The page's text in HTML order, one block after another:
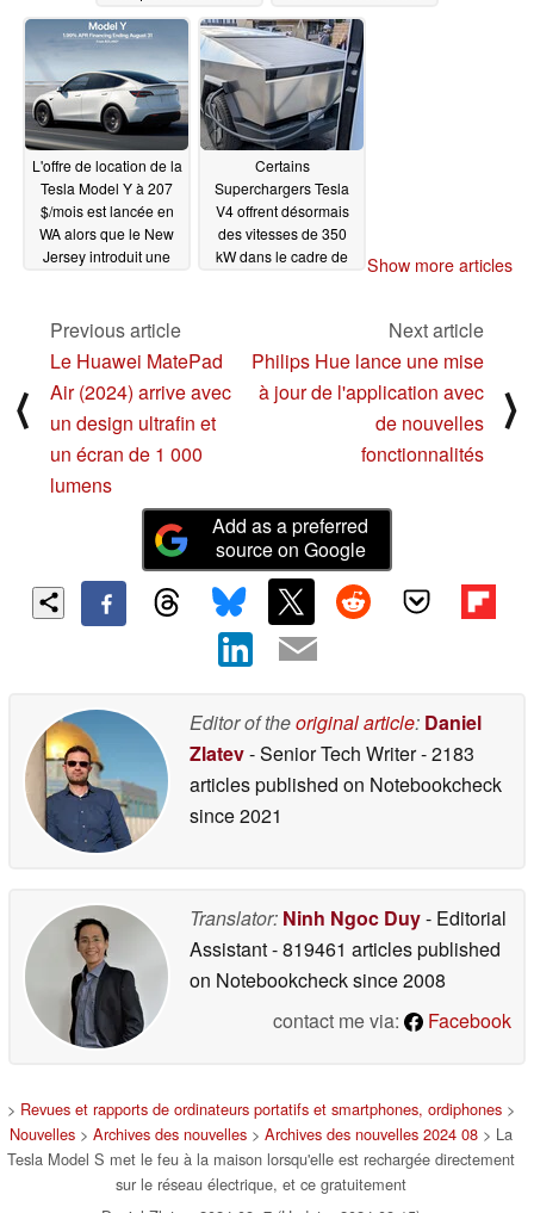
de Consumer Reports
08/09/2024
08/09/2024
L'offre de location de la
Tesla Model Y à 207
$/mois est lancée en
WA alors que le New
Jersey introduit une
Certains
Superchargers Tesla
V4 offrent désormais
des vitesses de 350
kW dans le cadre de
Show more articles
⟨
Previous article
Le Huawei MatePad
Air (2024) arrive avec
un design ultrafin et
un écran de 1 000
lumens
Next article
Philips Hue lance une mise
à jour de l'application avec
de nouvelles
fonctionnalités
⟩
Add as a preferred
source on Google
Editor of theoriginal article: Daniel
Zlatev- Senior Tech Writer- 2183
articles published on Notebookcheck
since 2021
Translator: Ninh Ngoc Duy- Editorial
Assistant- 819461 articles published
on Notebookchecksince 2008
contact me via:
Facebook
> Revues et rapports de ordinateurs portatifs et smartphones, ordiphones >
Nouvelles > Archives des nouvelles > Archives des nouvelles 2024 08 > La
Tesla Model S met le feu à la maison lorsqu'elle est rechargée directement
sur le réseau électrique, et ce gratuitement